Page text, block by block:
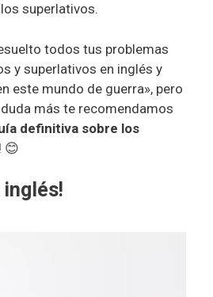
superlativos.
todos tus problemas
y superlativos en inglés y
este mundo de guerra», pero
más te recomendamos
definitiva sobre los
! 😊
inglés!